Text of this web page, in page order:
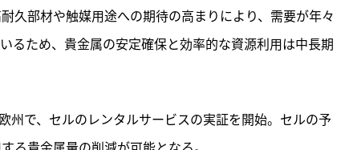
久部材や触媒用途への期待の高まりにより、需要が年々
るため、貴金属の安定確保と効率的な資源利用は中長期
で、セルのレンタルサービスの実証を開始。セルの予